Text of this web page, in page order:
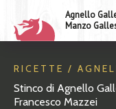
Agnello
Manzo
RICETTE /
Stinco di Agnello
Francesco Mazzei